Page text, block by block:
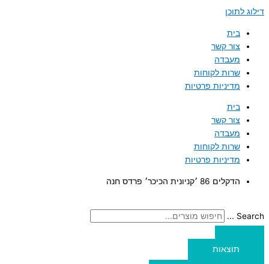
דילוג לתוכן
בית
צור קשר
מעבדה
שרות לקוחות
מדיניות פרטיות
בית
צור קשר
מעבדה
שרות לקוחות
מדיניות פרטיות
הדקלים 86 ׳קניונית הכיכר׳ פרדס חנה
Search ...
תוצאות